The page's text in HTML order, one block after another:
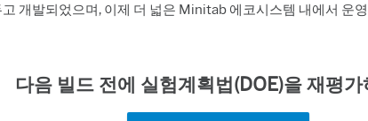
개발되었으며, 이제 더 넓은 Minitab 에코시스템 내에서 운
다음 빌드 전에 실험계획법(DOE)을 재평가